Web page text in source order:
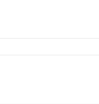
して内部を確認すると
りをご案内できます。
る店舗に電話にてご確
急ぎの際は店舗へ直接